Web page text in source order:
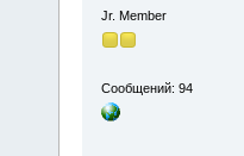
Jr. Member
Сообщений: 94